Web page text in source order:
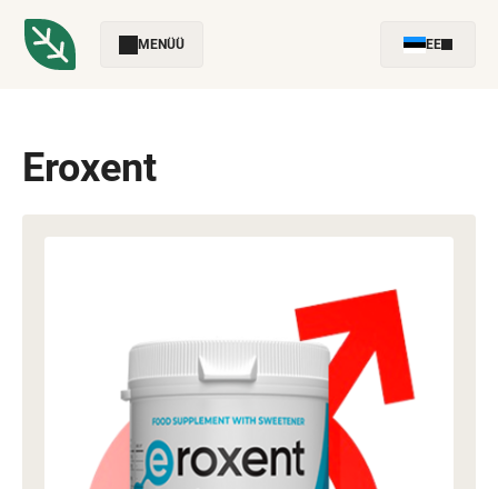
MENÜÜ EE
Eroxent